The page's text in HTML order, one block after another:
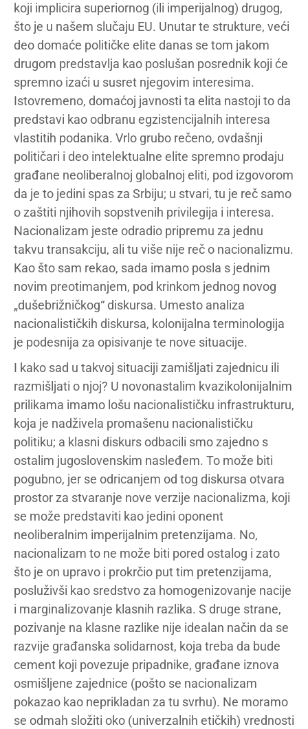
koji implicira superiornog (ili imperijalnog) drugog,
što je u našem slučaju EU. Unutar te strukture, veći
deo domaće političke elite danas se tom jakom
drugom predstavlja kao poslušan posrednik koji će
spremno izaći u susret njegovim interesima.
Istovremeno, domaćoj javnosti ta elita nastoji to da
predstavi kao odbranu egzistencijalnih interesa
vlastitih podanika. Vrlo grubo rečeno, ovdašnji
političari i deo intelektualne elite spremno prodaju
građane neoliberalnoj globalnoj eliti, pod izgovorom
da je to jedini spas za Srbiju; u stvari, tu je reč samo
o zaštiti njihovih sopstvenih privilegija i interesa.
Nacionalizam jeste odradio pripremu za jednu
takvu transakciju, ali tu više nije reč o nacionalizmu.
Kao što sam rekao, sada imamo posla s jednim
novim preotimanjem, pod krinkom jednog novog
„dušebrižničkog“ diskursa. Umesto analiza
nacionalističkih diskursa, kolonijalna terminologija
je podesnija za opisivanje te nove situacije.
I kako sad u takvoj situaciji zamišljati zajednicu ili
razmišljati o njoj? U novonastalim kvazikolonijalnim
prilikama imamo lošu nacionalističku infrastrukturu,
koja je nadživela promašenu nacionalističku
politiku; a klasni diskurs odbacili smo zajedno s
ostalim jugoslovenskim nasleđem. To može biti
pogubno, jer se odricanjem od tog diskursa otvara
prostor za stvaranje nove verzije nacionalizma, koji
se može predstaviti kao jedini oponent
neoliberalnim imperijalnim pretenzijama. No,
nacionalizam to ne može biti pored ostalog i zato
što je on upravo i prokrčio put tim pretenzijama,
posluživši kao sredstvo za homogenizovanje nacije
i marginalizovanje klasnih razlika. S druge strane,
pozivanje na klasne razlike nije idealan način da se
razvije građanska solidarnost, koja treba da bude
cement koji povezuje pripadnike, građane iznova
osmišljene zajednice (pošto se nacionalizam
pokazao kao neprikladan za tu svrhu). Ne moramo
se odmah složiti oko (univerzalnih etičkih) vrednosti